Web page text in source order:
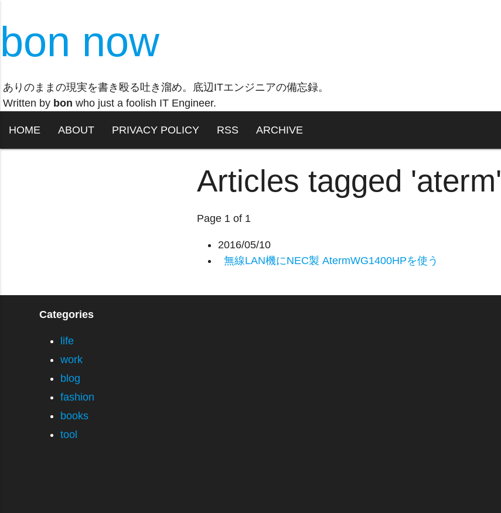
bon now
ありのままの現実を書き殴る吐き溜め。底辺ITエンジニアの備忘録。
Written by bon who just a foolish IT Engineer.
HOME ABOUT PRIVACY POLICY RSS ARCHIVE
Articles tagged 'aterm'
Page 1 of 1
2016/05/10
無線LAN機にNEC製 AtermWG1400HPを使う
Categories
life
work
blog
fashion
books
tool